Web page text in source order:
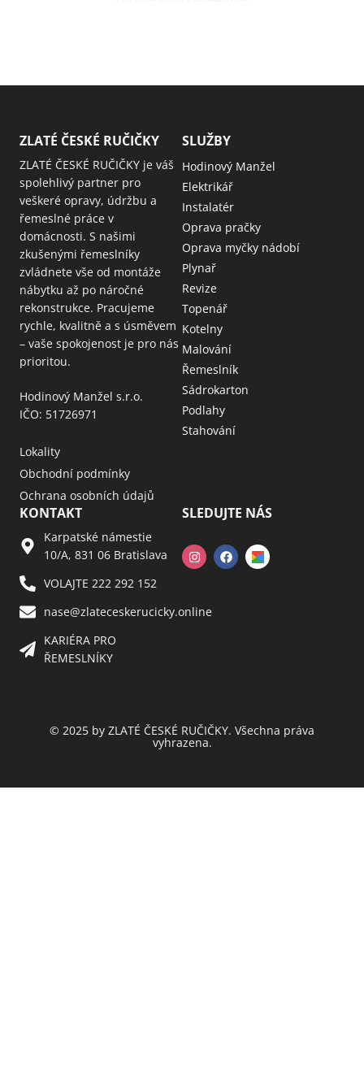
ZLATÉ ČESKÉ RUČIČKY
ZLATÉ ČESKÉ RUČIČKY je váš
spolehlivý partner pro
veškeré opravy, údržbu a
řemeslné práce v
domácnosti. S našimi
zkušenými řemeslníky
zvládnete vše od montáže
nábytku až po náročné
rekonstrukce. Pracujeme
rychle, kvalitně a s úsměvem
– vaše spokojenost je pro nás
prioritou.
Hodinový Manžel s.r.o.
IČO: 51726971
Lokality
Obchodní podmínky
Ochrana osobních údajů
SLUŽBY
Hodinový Manžel
Elektrikář
Instalatér
Oprava pračky
Oprava myčky nádobí
Plynař
Revize
Topenář
Kotelny
Malování
Řemeslník
Sádrokarton
Podlahy
Stahování
KONTAKT
Karpatské námestie
10/A, 831 06 Bratislava
VOLAJTE 222 292 152
nase@zlateceskerucicky.online
KARIÉRA PRO
ŘEMESLNÍKY
SLEDUJTE NÁS
© 2025 by ZLATÉ ČESKÉ RUČIČKY. Všechna práva
vyhrazena.